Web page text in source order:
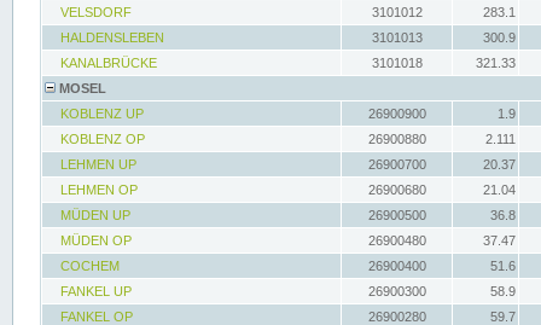
VELSDORF
3101012
283.1
HALDENSLEBEN
3101013
300.9
KANALBRÜCKE
3101018
321.33
MOSEL
KOBLENZ UP
26900900
1.9
KOBLENZ OP
26900880
2.111
LEHMEN UP
26900700
20.37
LEHMEN OP
26900680
21.04
MÜDEN UP
26900500
36.8
MÜDEN OP
26900480
37.47
COCHEM
26900400
51.6
FANKEL UP
26900300
58.9
FANKEL OP
26900280
59.7